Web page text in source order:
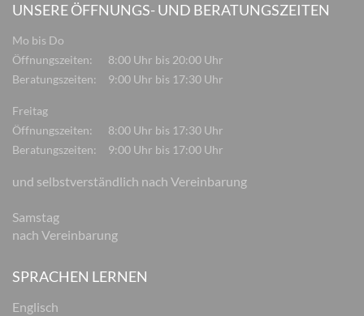
UNSERE ÖFFNUNGS- UND BERATUNGSZEITEN
Mo bis Do
Öffnungszeiten:
8:00 Uhr bis 20:00 Uhr
Beratungszeiten:
9:00 Uhr bis 17:30 Uhr
Freitag
Öffnungszeiten:
8:00 Uhr bis 17:30 Uhr
Beratungszeiten:
9:00 Uhr bis 17:00 Uhr
und selbstverständlich nach Vereinbarung
Samstag
nach Vereinbarung
SPRACHEN LERNEN
Englisch